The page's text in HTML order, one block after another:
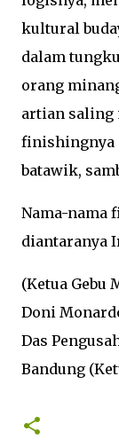
kultural
dalam
orang
artian saling
finishingnya
batawik,
Nama-nama
diantaranya
(Ketua Gebu
Doni
Das
Bandung